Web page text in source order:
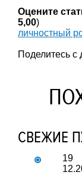
Оцените
5,00)
личностный
Поделитесь с
СВЕЖИЕ
19